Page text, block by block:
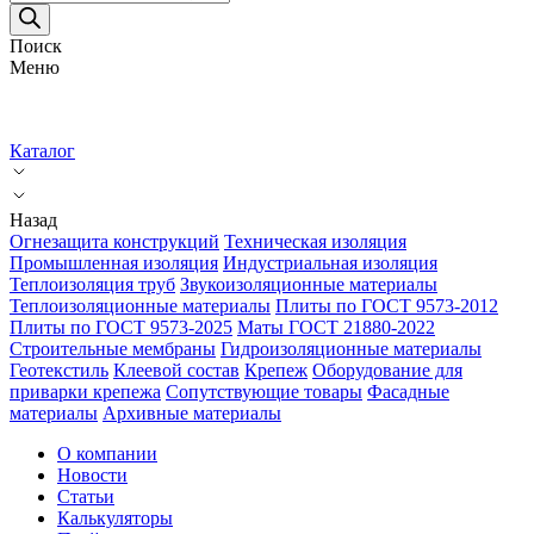
товаров
Поиск
Меню
Каталог
Назад
Огнезащита конструкций Техническая изоляция
Промышленная изоляция Индустриальная изоляция
Теплоизоляция труб Звукоизоляционные материалы
Теплоизоляционные материалы Плиты по ГОСТ 9573-2012
Плиты по ГОСТ 9573-2025 Маты ГОСТ 21880-2022
Строительные мембраны Гидроизоляционные материалы
Геотекстиль Клеевой состав Крепеж Оборудование для
приварки крепежа Сопутствующие товары Фасадные
материалы Архивные материалы
О компании
Новости
Статьи
Калькуляторы